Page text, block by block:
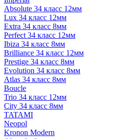
Absolute 34 класс 12мм
Lux 34 класс 12мм
Extra 34 класс 8мм
Perfect 34 класс 12мм
Ibiza 34 класс 8мм
Brilliance 34 класс 12мм
Prestige 34 класс 8мм
Evolution 34 класс 8мм
Atlas 34 класс 8мм
Boucle
Trio 34 класс 12мм
City 34 класс 8мм
TATAMI
Neopol
Kronon Modern